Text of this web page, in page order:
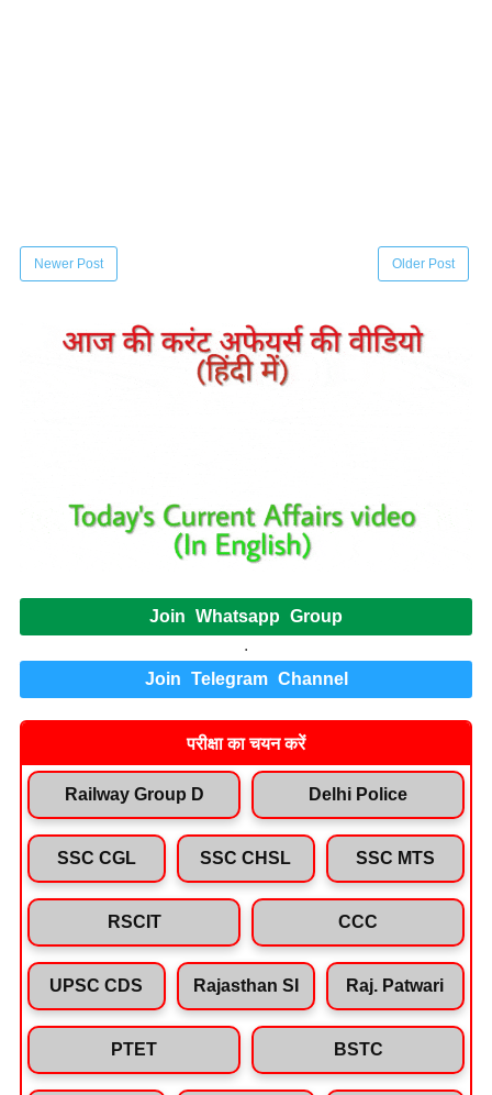
Newer Post Older Post
Join Whatsapp Group
.
Join Telegram Channel
परीक्षा का चयन करें
Railway Group D Delhi Police
SSC CGL SSC CHSL SSC MTS
RSCIT CCC
UPSC CDS Rajasthan SI Raj. Patwari
PTET BSTC